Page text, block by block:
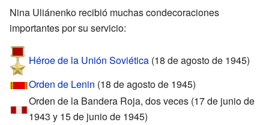
Nina Uliánenko recibió muchas condecoraciones
importantes por su servicio:
Héroe de la Unión Soviética (18 de agosto de 1945)
Orden de Lenin (18 de agosto de 1945)
Orden de la Bandera Roja, dos veces (17 de junio de
1943 y 15 de junio de 1945)